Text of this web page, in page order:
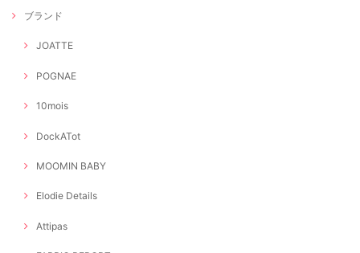
ブランド
JOATTE
POGNAE
10mois
DockATot
MOOMIN BABY
Elodie Details
Attipas